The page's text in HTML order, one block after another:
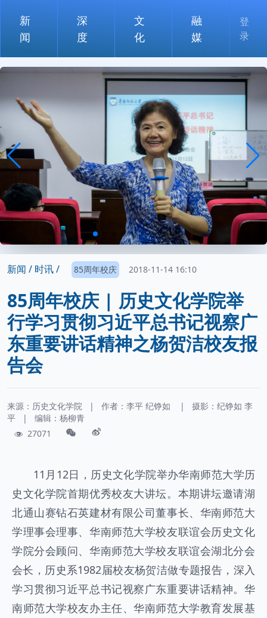
新
闻
深
度
文
化
融
媒
登
录
新闻 / 时讯 / 85周年校庆 2018-11-14 16:10
85周年校庆 | 历史文化学院举
行学习贯彻习近平总书记视察广
东重要讲话精神之杨贺洁校友报
告会
来源：历史文化学院 | 作者： 李平 纪铮如 | 摄影： 纪铮如 李
平
|
编辑：杨柳青
27071
11月12日，历史文化学院举办华南师范大学历
史文化学院首期优秀校友大讲坛。本期讲坛邀请湖
北通山赛钻石英建材有限公司董事长、华南师范大
学理事会理事、华南师范大学校友联谊会历史文化
学院分会顾问、华南师范大学校友联谊会湖北分会
会长，历史系1982届校友杨贺洁做专题报告，深入
学习贯彻习近平总书记视察广东重要讲话精神。华
南师范大学校友办主任、华南师范大学教育发展基